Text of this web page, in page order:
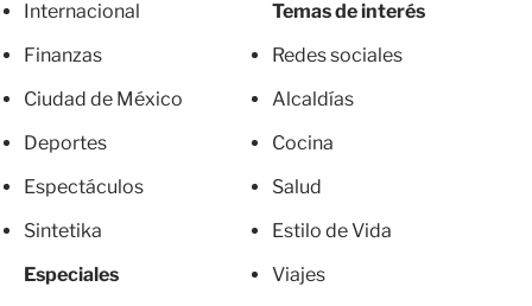
Internacional
Finanzas
Ciudad de México
Deportes
Espectáculos
Sintetika
Especiales
Temas de interés
Redes sociales
Alcaldías
Cocina
Salud
Estilo de Vida
Viajes